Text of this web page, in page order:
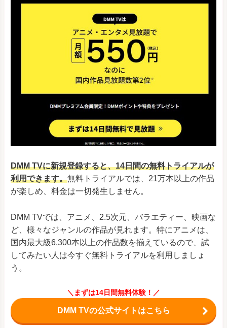
DMM TVに新規登録すると、14日間の無料トライアルが
利用できます。無料トライアルでは、21万本以上の作品
が楽しめ、料金は一切発生しません。
DMM TVでは、アニメ、2.5次元、バラエティー、映画な
ど、様々なジャンルの作品が見れます。特にアニメは、
国内最大級6,300本以上の作品数を揃えているので、試
してみたい人は今すぐ無料トライアルを利用しましょ
う。
＼まずは14日間無料体験！／
DMM TVの公式サイトはこちら